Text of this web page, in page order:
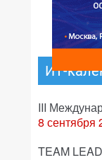
ИТ-
III
8 сентября
TEAM